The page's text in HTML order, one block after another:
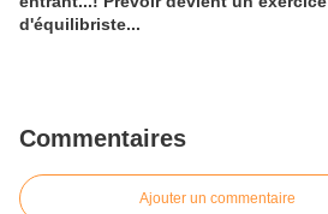
d'équilibriste...
Commentaires
Ajouter un commentaire